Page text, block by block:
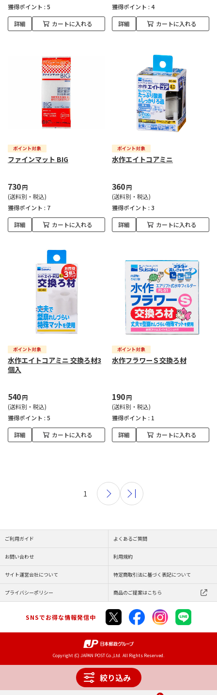
絞り込み
獲得ポイント : 5
詳細 カートに入れる
獲得ポイント : 4
詳細 カートに入れる
ファインマット BIG
730円
(送料別・税込)
獲得ポイント : 7
詳細 カートに入れる
水作エイトコアミニ
360円
(送料別・税込)
獲得ポイント : 3
詳細 カートに入れる
水作エイトコアミニ 交換ろ材3
個入
540円
(送料別・税込)
獲得ポイント : 5
詳細 カートに入れる
水作フラワーＳ交換ろ材
190円
(送料別・税込)
獲得ポイント : 1
詳細 カートに入れる
1
ご利用ガイド よくあるご質問
お問い合わせ 利用規約
サイト運営会社について 特定商取引法に基づく表記について
プライバシーポリシー 商品のご提案はこちら
SNSでお得な情報発信中
Copyright (C) JAPAN POST Co.,Ltd. All Rights Reserved.